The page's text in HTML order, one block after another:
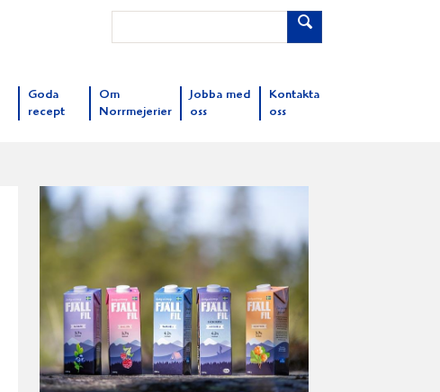
Goda
recept
Om
Norrmejerier
Jobba med
oss
Kontakta
oss